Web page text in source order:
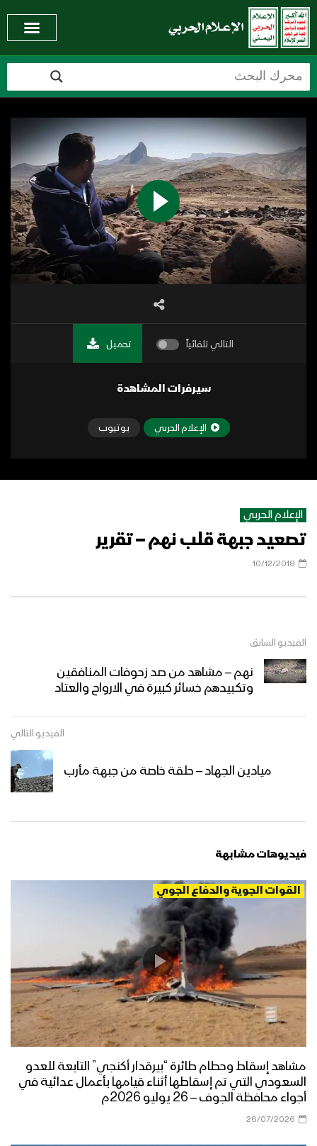
التالي تلقائياً تحميل
سيرفرات المشاهدة
الإعلام الحربي يوتيوب
الإعلام الحربي
تصعيد جبهة قلب نهم – تقرير
10/12/2018
الفيديو السابق
نهم – مشاهد من صد زحوفات المنافقين
وتكبيدهم خسائر كبيرة في الارواح والعتاد
الفيديو التالي
ميادين الجهاد – حلقة خاصة من جبهة مأرب
فيديوهات مشابهة
القوات الجوية والدفاع الجوي
مشاهد إسقاط وحطام طائرة “بيرقدار أكنجي” التابعة للعدو
السعودي التي تم إسقاطها أثناء قيامها بأعمال عدائية في
أجواء محافظة الجوف – 26 يوليو 2026م
26/07/2026